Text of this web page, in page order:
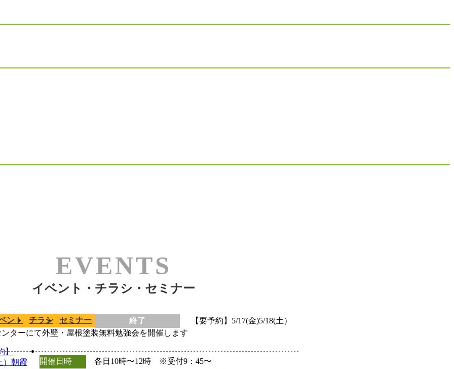
イベント・チラシ・セミナー
ント チラシ セミナー 終了
【要予約】5/17(金)5/18(土）
ターにて外壁・屋根塗装無料勉強会を開催します
開催日時
各日10時〜12時 ※受付9：45〜